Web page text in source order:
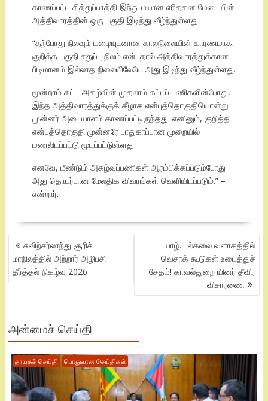
காணப்பட்ட சித்துப்பாத்தி இந்து மயான எரிதகன மேடையின்
அத்திவாரத்தின் ஒரு பகுதி இடிந்து வீழ்ந்துள்ளது.
“தற்போது நிலவும் மழையுடனான காலநிலையின் காரணமாக,
குறித்த பகுதி சதுப்பு நிலம் என்பதால் அத்திவாரத்துக்கான
பிடிமானம் இல்லாத நிலையிலேயே அது இடிந்து வீழ்ந்துள்ளது.
மூன்றாம் கட்ட அகழ்வின் முதலாம் கட்டப் பணிகளின்போது,
இந்த அத்திவாரத்துக்குக் கீழாக என்புத்தொகுதியொன்று
முன்னர் அடையாளம் காணப்பட்டிருந்தது. எனினும், குறித்த
என்புத்தொகுதி முன்னரே பாதுகாப்பான முறையில்
மணலிடப்பட்டு மூடப்பட்டுள்ளது.
எனவே, மீண்டும் அகழ்வுப்பணிகள் ஆரம்பிக்கப்படும்போது
அது தொடர்பான மேலதிக விவரங்கள் வெளியிடப்படும்.” –
என்றார்.
POST
NAVIGATION
சுவிற்சர்லாந்து சூரிச்
மாநிலத்தில் அற்றார் அழிபசி
தீர்த்தல் நிகழ்வு 2026
யாழ். பல்கலை வளாகத்தில்
வெசாக் கூடுகள் உடைத்துச்
சேதம்! காவல்துறை யினர் தீவிர
விசாரணை
அன்மைச் செய்தி
தாயகச் செய்தி பொதுவான செய்திகள்